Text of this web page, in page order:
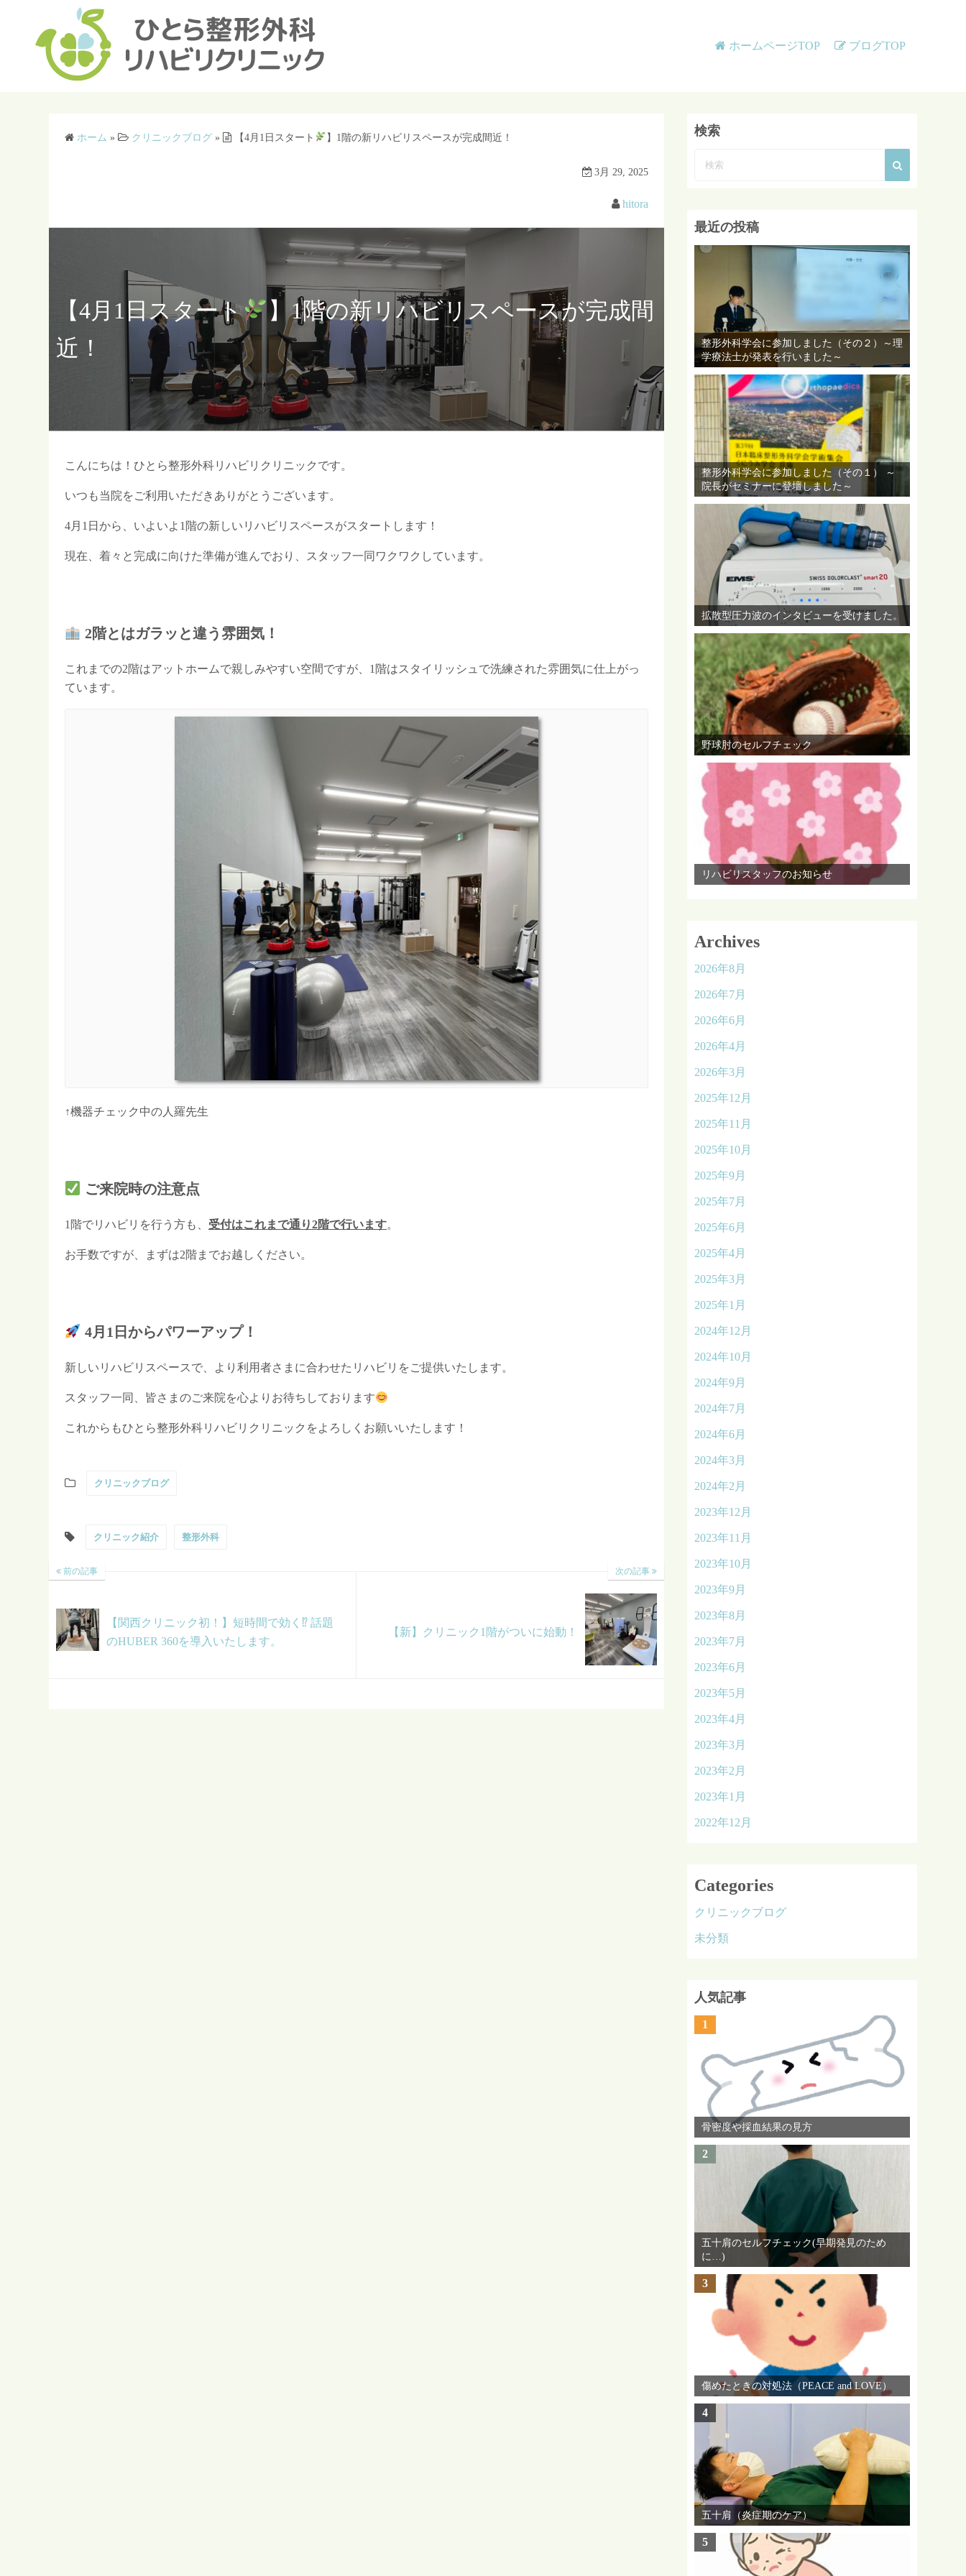
ホームページTOP ブログTOP
ホーム » クリニックブログ » 【4月1日スタート 】1階の新リハビリスペースが完成間近！
3月 29, 2025
hitora
【4月1日スタート
】1階の新リハビリスペースが完成間
近！
こんにちは！ひとら整形外科リハビリクリニックです。
いつも当院をご利用いただきありがとうございます。
4月1日から、いよいよ1階の新しいリハビリスペースがスタートします！
現在、着々と完成に向けた準備が進んでおり、スタッフ一同ワクワクしています。
2階とはガラッと違う雰囲気！
これまでの2階はアットホームで親しみやすい空間ですが、1階はスタイリッシュで洗練された雰囲気に仕上がっ
ています。
↑機器チェック中の人羅先生
ご来院時の注意点
1階でリハビリを行う方も、 受付はこれまで通り2階で行います。
お手数ですが、まずは2階までお越しください。
4月1日からパワーアップ！
新しいリハビリスペースで、より利用者さまに合わせたリハビリをご提供いたします。
スタッフ一同、皆さまのご来院を心よりお待ちしております
これからもひとら整形外科リハビリクリニックをよろしくお願いいたします！
クリニックブログ
クリニック紹介 整形外科
前の記事
【関西クリニック初！】短時間で効く⁉ 話題
のHUBER 360を導入いたします。
次の記事
【新】クリニック1階がついに始動！
検索
最近の投稿
整形外科学会に参加しました（その２）～理
学療法士が発表を行いました～
整形外科学会に参加しました（その１） ～
院長がセミナーに登壇しました～
拡散型圧力波のインタビューを受けました。
野球肘のセルフチェック
リハビリスタッフのお知らせ
Archives
2026年8月
2026年7月
2026年6月
2026年4月
2026年3月
2025年12月
2025年11月
2025年10月
2025年9月
2025年7月
2025年6月
2025年4月
2025年3月
2025年1月
2024年12月
2024年10月
2024年9月
2024年7月
2024年6月
2024年3月
2024年2月
2023年12月
2023年11月
2023年10月
2023年9月
2023年8月
2023年7月
2023年6月
2023年5月
2023年4月
2023年3月
2023年2月
2023年1月
2022年12月
Categories
クリニックブログ
未分類
人気記事
1
骨密度や採血結果の見方
2
五十肩のセルフチェック(早期発見のため
に…)
3
傷めたときの対処法（PEACE and LOVE）
4
五十肩（炎症期のケア）
5